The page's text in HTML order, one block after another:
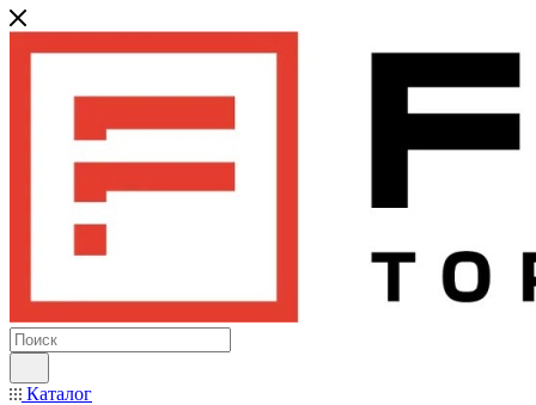
Каталог